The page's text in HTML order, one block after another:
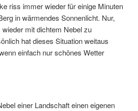
riss immer wieder für einige Minuten
in wärmendes Sonnenlicht. Nur,
mit dichtem Nebel zu
hat dieses Situation weitaus
einfach nur schönes Wetter
einer Landschaft einen eigenen